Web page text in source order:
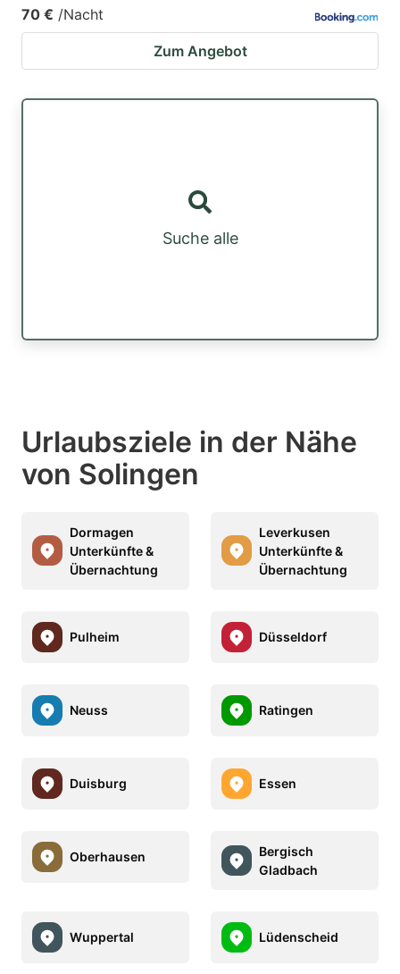
70 € /Nacht
Zum Angebot
Suche alle
Urlaubsziele in der Nähe
von Solingen
Dormagen
Unterkünfte &
Übernachtung
Leverkusen
Unterkünfte &
Übernachtung
Pulheim Düsseldorf
Neuss Ratingen
Duisburg Essen
Oberhausen
Bergisch
Gladbach
Wuppertal Lüdenscheid